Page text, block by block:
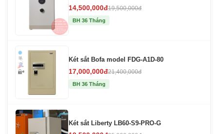
14,500,000đ19,500,000đ
BH 36 Tháng
Két sắt Bofa model FDG-A1D-80
17,000,000đ21,400,000đ
BH 36 Tháng
Két sắt Liberty LB60-S9-PRO-G